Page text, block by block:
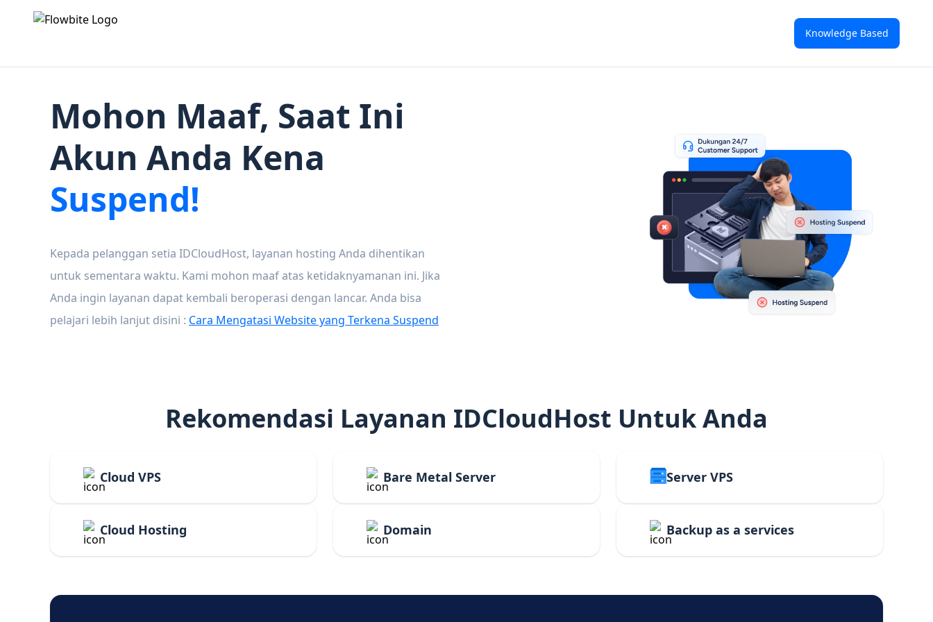
Knowledge Based
Mohon Maaf, Saat Ini
Akun Anda Kena
Suspend!
Kepada pelanggan setia IDCloudHost, layanan hosting Anda dihentikan
untuk sementara waktu. Kami mohon maaf atas ketidaknyamanan ini. Jika
Anda ingin layanan dapat kembali beroperasi dengan lancar. Anda bisa
pelajari lebih lanjut disini : Cara Mengatasi Website yang Terkena Suspend
Rekomendasi Layanan IDCloudHost Untuk Anda
Cloud VPS Bare Metal Server Server VPS
Cloud Hosting Domain Backup as a services